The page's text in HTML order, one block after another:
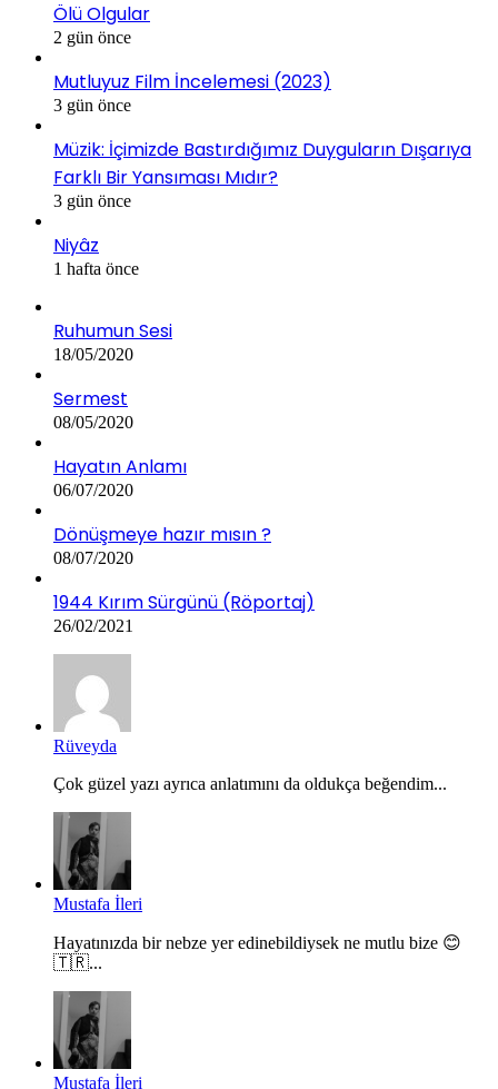
Ölü Olgular
2 gün önce
Mutluyuz Film İncelemesi (2023)
3 gün önce
Müzik: İçimizde Bastırdığımız Duyguların Dışarıya
Farklı Bir Yansıması Mıdır?
3 gün önce
Niyâz
1 hafta önce
Ruhumun Sesi
18/05/2020
Sermest
08/05/2020
Hayatın Anlamı
06/07/2020
Dönüşmeye hazır mısın ?
08/07/2020
1944 Kırım Sürgünü (Röportaj)
26/02/2021
Rüveyda
Çok güzel yazı ayrıca anlatımını da oldukça beğendim...
Mustafa İleri
Hayatınızda bir nebze yer edinebildiysek ne mutlu bize 😊
🇹🇷...
Mustafa İleri